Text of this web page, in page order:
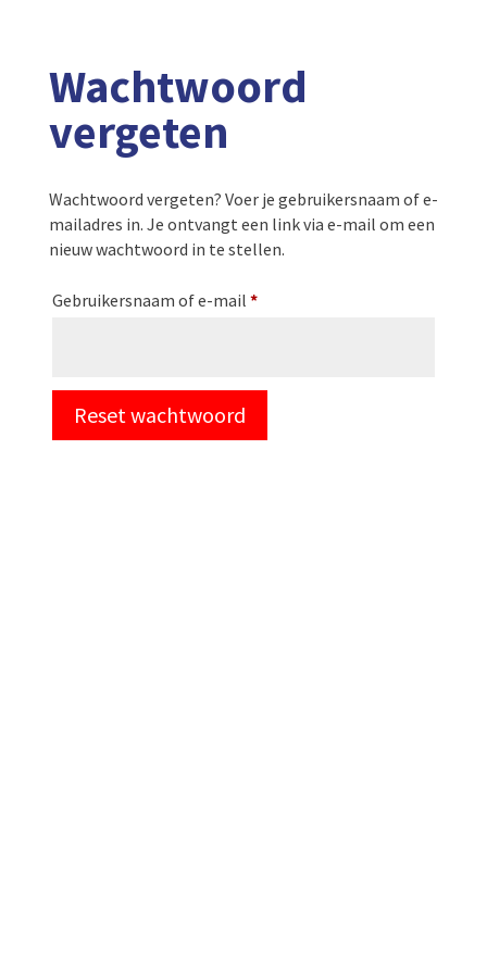
Wachtwoord
vergeten
Wachtwoord vergeten? Voer je gebruikersnaam of e-
mailadres in. Je ontvangt een link via e-mail om een
nieuw wachtwoord in te stellen.
Gebruikersnaam of e-mail *Vereist
Reset wachtwoord